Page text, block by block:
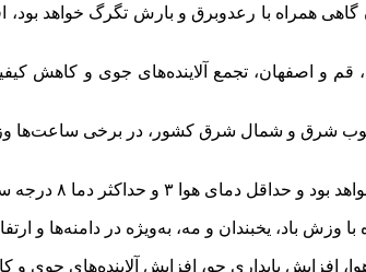
قم و اصفهان، تجمع آلاینده‌های جوی و کاهش
دی) و دوشنبه (۸ دی) در بخش‌هایی از مرکز، شرق، جنوب شرق و شمال شرق
وزش باد، یخبندان و مه، به‌ویژه در دامنه‌ها و